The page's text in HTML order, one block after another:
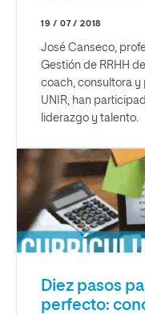
19 / 07 / 2018
José Canseco,
Gestión de RRHH
coach, consultora y
UNIR, han
liderazgo y talento.
Diez pasos
perfecto: